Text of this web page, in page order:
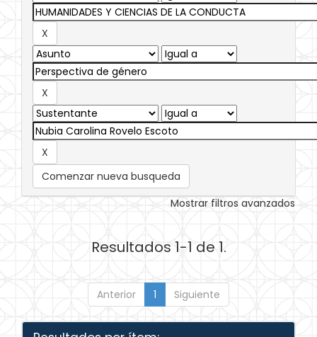
Comenzar nueva busqueda
Mostrar filtros avanzados
Resultados 1-1 de 1.
Anterior 1 Siguiente